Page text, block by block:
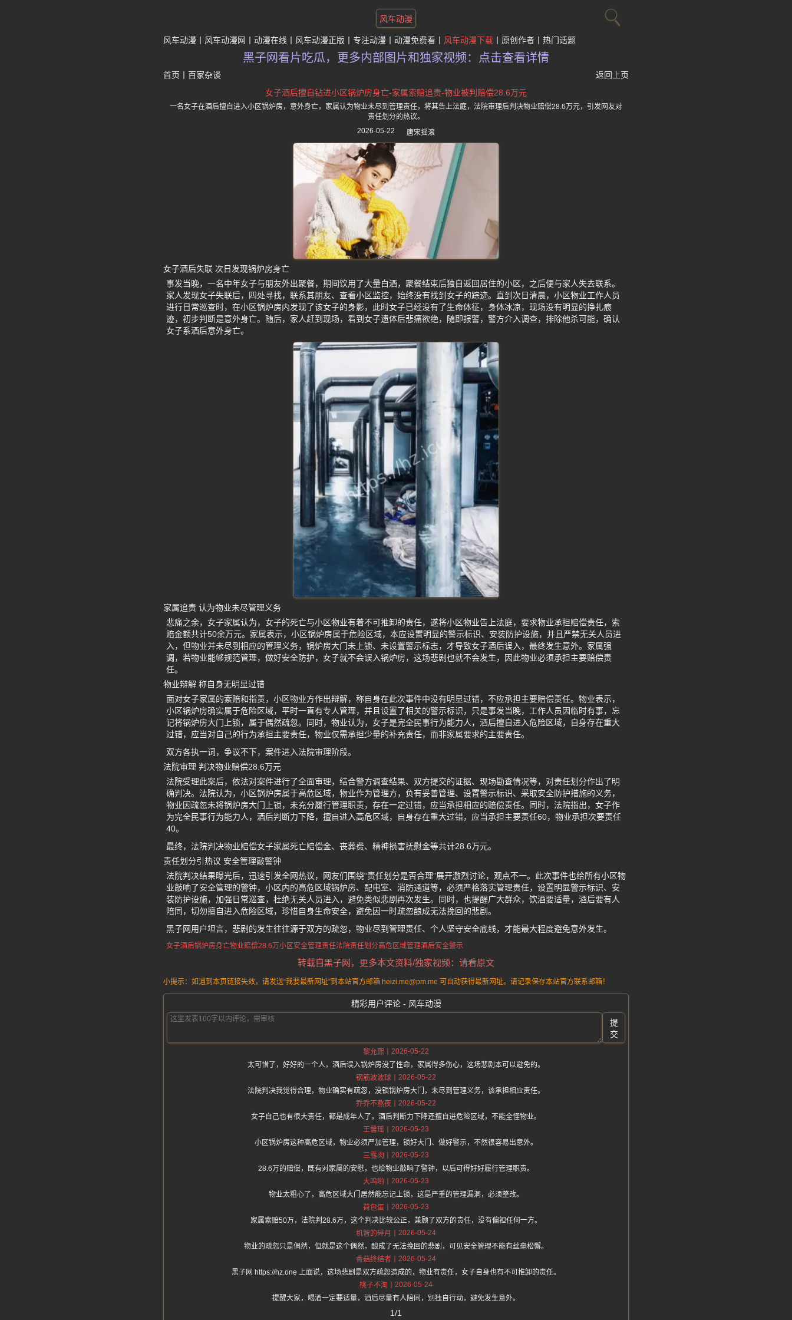
风车动漫
风车动漫 风车动漫网 动漫在线 风车动漫正版 专注动漫 动漫免费看 风车动漫下载 原创作者 热门话题
黑子网看片吃瓜，更多内部图片和独家视频：点击查看详情
首页 百家杂谈
返回上页
女子酒后擅自钻进小区锅炉房身亡-家属索赔追责-物业被判赔偿28.6万元
一名女子在酒后擅自进入小区锅炉房，意外身亡，家属认为物业未尽到管理责任，将其告上法庭，法院审理后判决物业赔偿28.6万元，引发网友对
责任划分的热议。
2026-05-22
唐宋摇滚
女子酒后失联 次日发现锅炉房身亡
事发当晚，一名中年女子与朋友外出聚餐，期间饮用了大量白酒，聚餐结束后独自返回居住的小区，之后便与家人失去联系。
家人发现女子失联后，四处寻找，联系其朋友、查看小区监控，始终没有找到女子的踪迹。直到次日清晨，小区物业工作人员
进行日常巡查时，在小区锅炉房内发现了该女子的身影，此时女子已经没有了生命体征，身体冰凉，现场没有明显的挣扎痕
迹，初步判断是意外身亡。随后，家人赶到现场，看到女子遗体后悲痛欲绝，随即报警，警方介入调查，排除他杀可能，确认
女子系酒后意外身亡。
家属追责 认为物业未尽管理义务
悲痛之余，女子家属认为，女子的死亡与小区物业有着不可推卸的责任，遂将小区物业告上法庭，要求物业承担赔偿责任，索
赔金额共计50余万元。家属表示，小区锅炉房属于危险区域，本应设置明显的警示标识、安装防护设施，并且严禁无关人员进
入，但物业并未尽到相应的管理义务，锅炉房大门未上锁、未设置警示标志，才导致女子酒后误入，最终发生意外。家属强
调，若物业能够规范管理，做好安全防护，女子就不会误入锅炉房，这场悲剧也就不会发生，因此物业必须承担主要赔偿责
任。
物业辩解 称自身无明显过错
面对女子家属的索赔和指责，小区物业方作出辩解，称自身在此次事件中没有明显过错，不应承担主要赔偿责任。物业表示，
小区锅炉房确实属于危险区域，平时一直有专人管理，并且设置了相关的警示标识，只是事发当晚，工作人员因临时有事，忘
记将锅炉房大门上锁，属于偶然疏忽。同时，物业认为，女子是完全民事行为能力人，酒后擅自进入危险区域，自身存在重大
过错，应当对自己的行为承担主要责任，物业仅需承担少量的补充责任，而非家属要求的主要责任。
双方各执一词，争议不下，案件进入法院审理阶段。
法院审理 判决物业赔偿28.6万元
法院受理此案后，依法对案件进行了全面审理，结合警方调查结果、双方提交的证据、现场勘查情况等，对责任划分作出了明
确判决。法院认为，小区锅炉房属于高危区域，物业作为管理方，负有妥善管理、设置警示标识、采取安全防护措施的义务，
物业因疏忽未将锅炉房大门上锁，未充分履行管理职责，存在一定过错，应当承担相应的赔偿责任。同时，法院指出，女子作
为完全民事行为能力人，酒后判断力下降，擅自进入高危区域，自身存在重大过错，应当承担主要责任60，物业承担次要责任
40。
最终，法院判决物业赔偿女子家属死亡赔偿金、丧葬费、精神损害抚慰金等共计28.6万元。
责任划分引热议 安全管理敲警钟
法院判决结果曝光后，迅速引发全网热议，网友们围绕“责任划分是否合理”展开激烈讨论，观点不一。此次事件也给所有小区物
业敲响了安全管理的警钟，小区内的高危区域锅炉房、配电室、消防通道等，必须严格落实管理责任，设置明显警示标识、安
装防护设施，加强日常巡查，杜绝无关人员进入，避免类似悲剧再次发生。同时，也提醒广大群众，饮酒要适量，酒后要有人
陪同，切勿擅自进入危险区域，珍惜自身生命安全，避免因一时疏忽酿成无法挽回的悲剧。
黑子网用户坦言，悲剧的发生往往源于双方的疏忽，物业尽到管理责任、个人坚守安全底线，才能最大程度避免意外发生。
女子酒后锅炉房身亡物业赔偿28.6万小区安全管理责任法院责任划分高危区域管理酒后安全警示
转载自黑子网，更多本文资料/独家视频：请看原文
小提示：如遇到本页链接失效，请发送“我要最新网址”到本站官方邮箱 heizi.me@pm.me 可自动获得最新网址。请记录保存本站官方联系邮箱！
精彩用户评论 - 风车动漫
提
交
黎允熙
2026-05-22
太可惜了，好好的一个人，酒后误入锅炉房没了性命，家属得多伤心，这场悲剧本可以避免的。
钢筋波波球
2026-05-22
法院判决我觉得合理，物业确实有疏忽，没锁锅炉房大门，未尽到管理义务，该承担相应责任。
乔乔不熬夜
2026-05-22
女子自己也有很大责任，都是成年人了，酒后判断力下降还擅自进危险区域，不能全怪物业。
王馨瑶
2026-05-23
小区锅炉房这种高危区域，物业必须严加管理，锁好大门、做好警示，不然很容易出意外。
三露肉
2026-05-23
28.6万的赔偿，既有对家属的安慰，也给物业敲响了警钟，以后可得好好履行管理职责。
大呜哟
2026-05-23
物业太粗心了，高危区域大门居然能忘记上锁，这是严重的管理漏洞，必须整改。
荷包蛋
2026-05-23
家属索赔50万，法院判28.6万，这个判决比较公正，兼顾了双方的责任，没有偏袒任何一方。
机智的碎月
2026-05-24
物业的疏忽只是偶然，但就是这个偶然，酿成了无法挽回的悲剧，可见安全管理不能有丝毫松懈。
香菇终结者
2026-05-24
黑子网 https://hz.one 上面说，这场悲剧是双方疏忽造成的，物业有责任，女子自身也有不可推卸的责任。
桃子不淘
2026-05-24
提醒大家，喝酒一定要适量，酒后尽量有人陪同，别独自行动，避免发生意外。
1/1